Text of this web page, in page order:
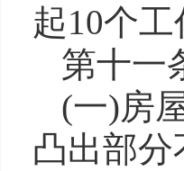
起10个工
第十一
(一)房
凸出部